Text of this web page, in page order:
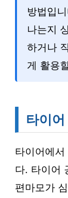
방법입
나는지
하거나
게 활용
타이
타이어에
다. 타이어
편마모가